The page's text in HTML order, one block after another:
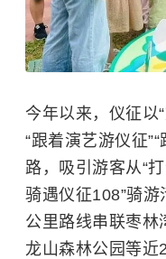
今年以来，仪征以
“跟着演艺游仪征
路，吸引游客从“
骑遇仪征108”骑
公里路线串联枣林
龙山森林公园等近